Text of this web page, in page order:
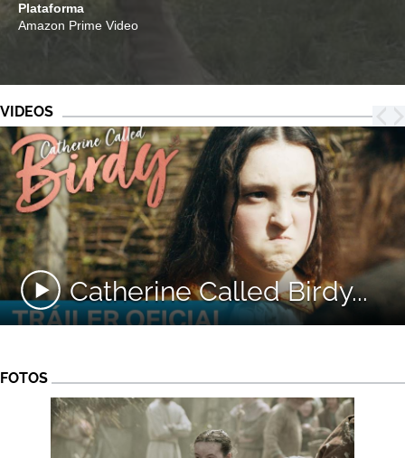
Plataforma
Amazon Prime Video
VIDEOS
Catherine Called Birdy...
FOTOS